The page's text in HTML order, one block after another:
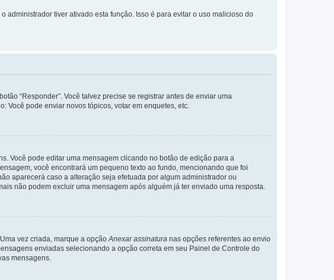
tiver ativado esta função. Isso é para evitar o uso malicioso do
“Responder”. Você talvez precise se registrar antes de enviar uma
Você pode enviar novos tópicos, votar em enquetes, etc.
Você pode editar uma mensagem clicando no botão de edição para a
você encontrará um pequeno texto ao fundo, mencionando que foi
aparecerá caso a alteração seja efetuada por algum administrador ou
não podem excluir uma mensagem após alguém já ter enviado uma resposta.
vez criada, marque a opçãoAnexar assinatura nas opções referentes ao envio
enviadas selecionando a opção correta em seu Painel de Controle do
mensagens.